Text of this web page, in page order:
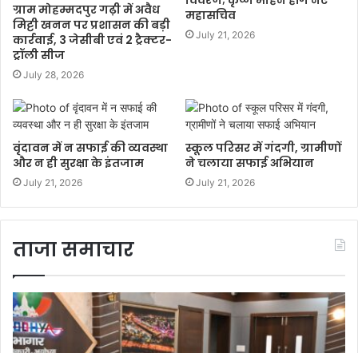
ग्राम मोहम्मदपुर गढ़ी में अवैध
मिट्टी खनन पर प्रशासन की बड़ी
कार्रवाई, 3 जेसीबी एवं 2 ट्रैक्टर-
ट्रॉली सीज
July 28, 2026
महासचिव
July 21, 2026
वृंदावन में न सफाई की व्यवस्था
और न ही सुरक्षा के इंतजाम
July 21, 2026
स्कूल परिसर में गंदगी, ग्रामीणों
ने चलाया सफाई अभियान
July 21, 2026
ताजा समाचार